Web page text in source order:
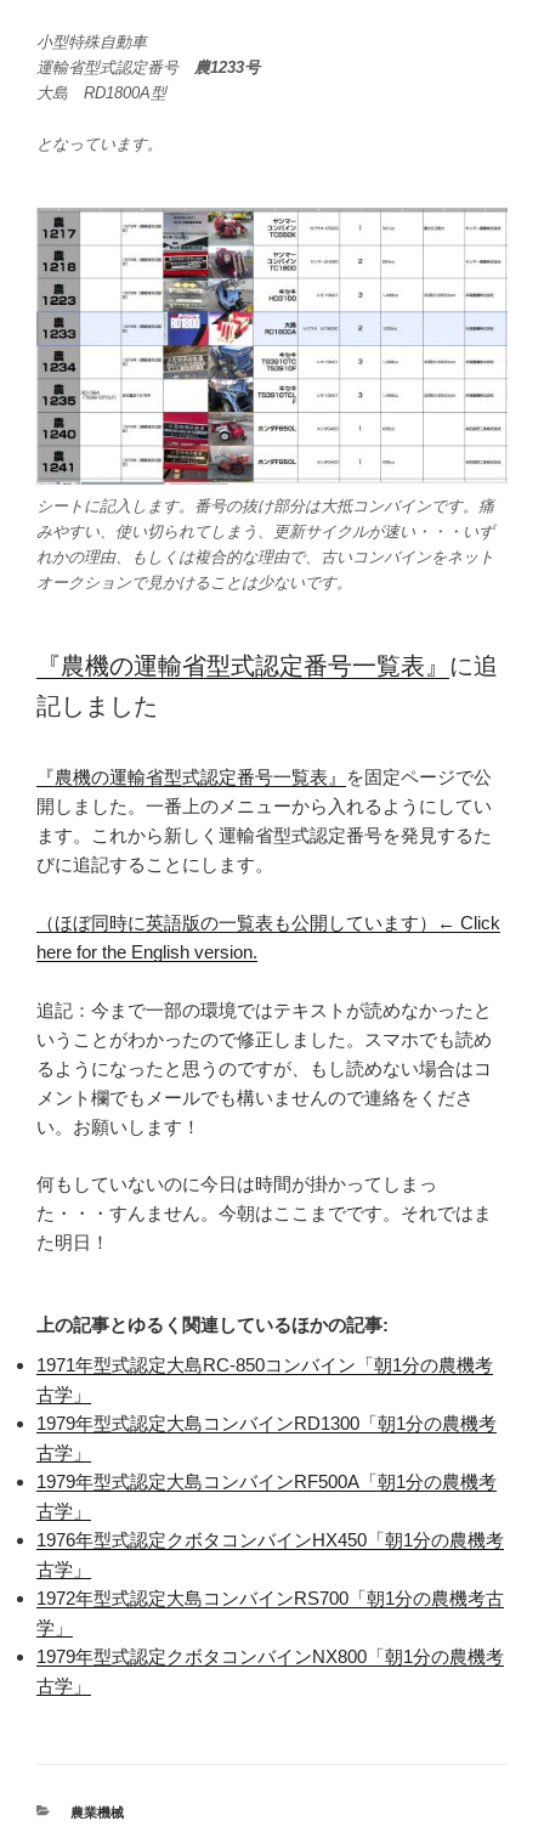
小型特殊自動車
運輸省型式認定番号 農1233号
大島 RD1800A型
となっています。
シートに記入します。番号の抜け部分は大抵コンバインです。痛
みやすい、使い切られてしまう、更新サイクルが速い・・・いず
れかの理由、もしくは複合的な理由で、古いコンバインをネット
オークションで見かけることは少ないです。
『農機の運輸省型式認定番号一覧表』 に追
記しました
『農機の運輸省型式認定番号一覧表』
を固定ページで公
開しました。一番上のメニューから入れるようにしてい
ます。これから新しく運輸省型式認定番号を発見するた
びに追記することにします。
（ほぼ同時に英語版の一覧表も公開しています）← Click
here for the English version.
追記：今まで一部の環境ではテキストが読めなかったと
いうことがわかったので修正しました。スマホでも読め
るようになったと思うのですが、もし読めない場合はコ
メント欄でもメールでも構いませんので連絡をくださ
い。お願いします！
何もしていないのに今日は時間が掛かってしまっ
た・・・すんません。今朝はここまでです。それではま
た明日！
上の記事とゆるく関連しているほかの記事:
1971年型式認定大島RC-850コンバイン「朝1分の農機考
古学」
1979年型式認定大島コンバインRD1300「朝1分の農機考
古学」
1979年型式認定大島コンバインRF500A「朝1分の農機考
古学」
1976年型式認定クボタコンバインHX450「朝1分の農機考
古学」
1972年型式認定大島コンバインRS700「朝1分の農機考古
学」
1979年型式認定クボタコンバインNX800「朝1分の農機考
古学」
カ
農業機械